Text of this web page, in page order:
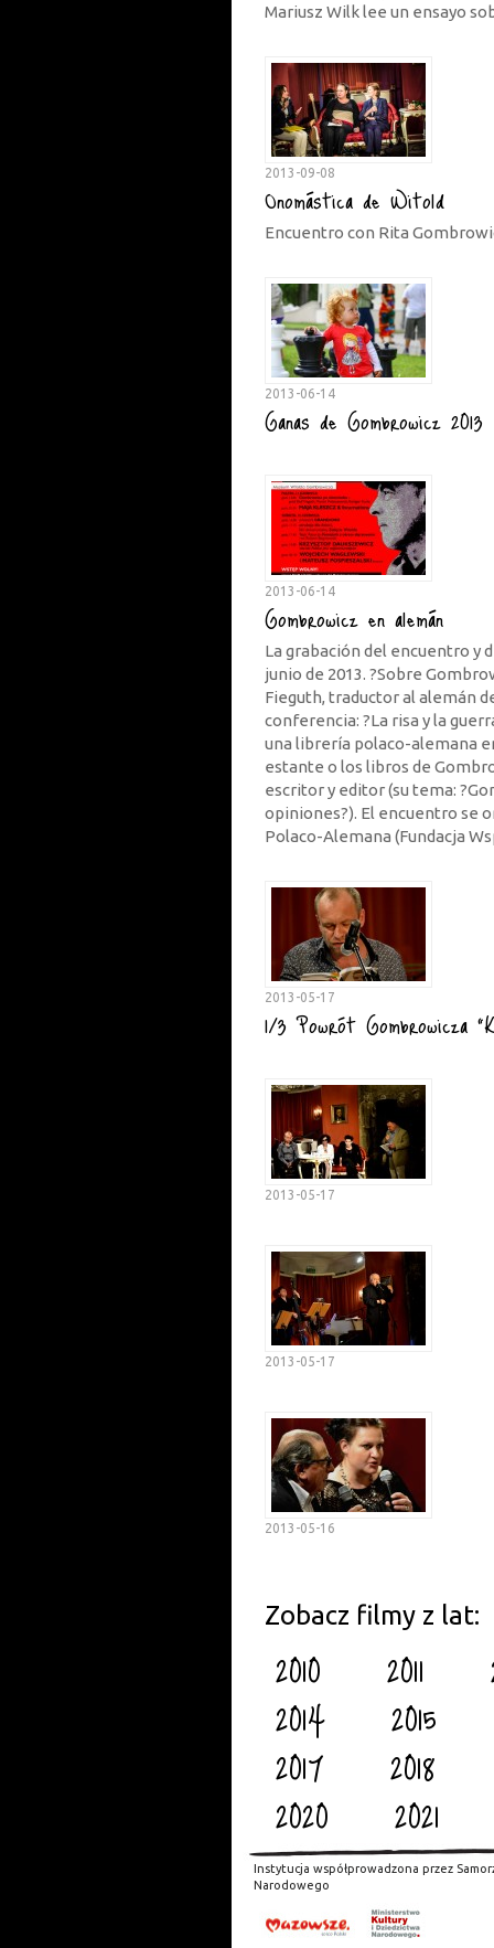
Mariusz Wilk lee un ensayo
2013-09-08
Onomástica de Witold
Encuentro con Rita
2013-06-14
Ganas de Gombrowicz 2013
2013-06-14
Gombrowicz en alemán
La grabación del encuentro y
junio de 2013. ?Sobre
Fieguth, traductor al alemán
conferencia: ?La risa y la
una librería polaco-alemana
estante o los libros de
escritor y editor (su tema:
opiniones?). El encuentro se
Polaco-Alemana (Fundacja
2013-05-17
1/3 Powrót Gombrowicza
2013-05-17
2013-05-17
2013-05-16
Zobacz filmy z lat:
2010 2011
2014
2015
2017
2018
2020
2021
Instytucja współprowadzona przez
Narodowego